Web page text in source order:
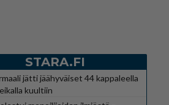
STARA.FI
jätti jäähyväiset 44 kappaleella
kuultiin